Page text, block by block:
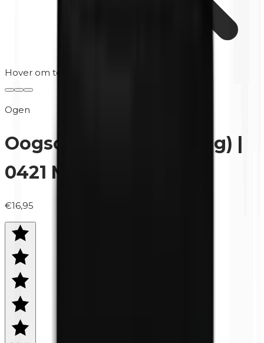
Hover om te zoomen
Ogen
Oogschaduw (navulling) |
0421 Milky Way (mat)
€16,95